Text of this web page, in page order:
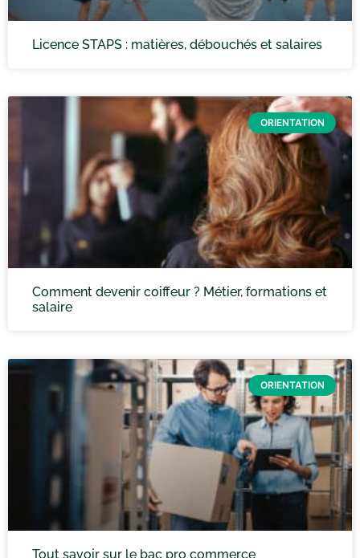
Licence STAPS : matières, débouchés et salaires
ORIENTATION
Comment devenir coiffeur ? Métier, formations et
salaire
ORIENTATION
Tout savoir sur le bac pro commerce